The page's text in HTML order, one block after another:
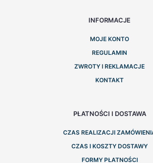
INFORMACJE
MOJE KONTO
REGULAMIN
ZWROTY I REKLAMACJE
KONTAKT
PŁATNOŚCI I DOSTAWA
CZAS REALIZACJI
CZAS I KOSZTY DOSTAWY
FORMY PŁATNOŚCI